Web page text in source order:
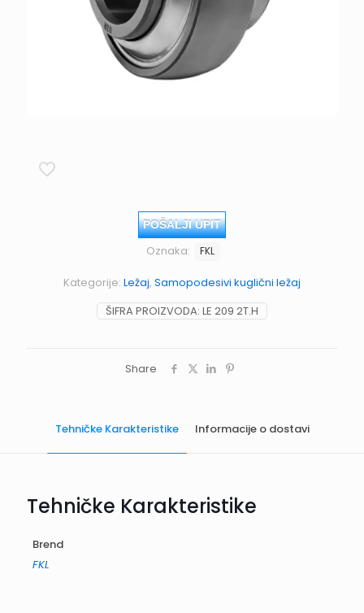
POŠALJI UPIT
ŠIFRA PROIZVODA: LE 209 2T.H
Kategorije: Ležaj, Samopodesivi kuglični ležaj
Oznaka: FKL
Share
Tehničke Karakteristike Informacije o dostavi
Tehničke Karakteristike
Brend
FKL